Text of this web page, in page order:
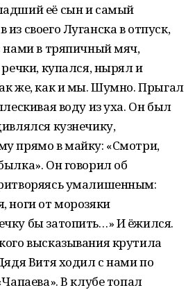
её сын и самый
своего Луганска в отпуск,
нами в тряпичный мяч,
речки, купался, нырял и
же, как и мы. Шумно. Прыгал
воду из уха. Он был
кузнечику,
прямо в майку: «Смотри,
Он говорил об
умалишенным:
ноги от морозяки
бы затопить…» И ёжился.
высказывания крутила
Витя ходил с нами по
В клубе топал